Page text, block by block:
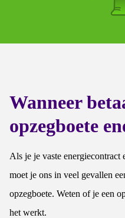
Wanneer
opzegboete
Als je je vaste energiecontract
moet je ons in veel gevallen
opzegboete. Weten of je een
het werkt.